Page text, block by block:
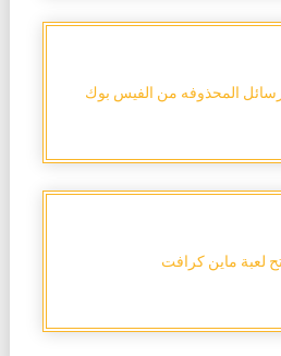
المحذوفه من الفيس بوك
لعبة ماين كرافت